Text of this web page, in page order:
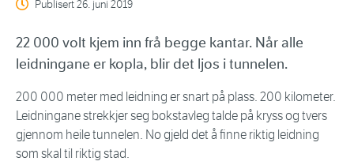
Publisert26. juni 2019
22 000 volt kjem inn frå begge kantar. Når alle
leidningane er kopla, blir det ljos i tunnelen.
200 000 meter med leidning er snart på plass. 200 kilometer.
Leidningane strekkjer seg bokstavleg talde på kryss og tvers
gjennom heile tunnelen. No gjeld det å finne riktig leidning
som skal til riktig stad.